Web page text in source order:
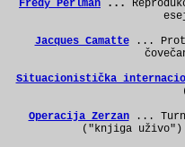
Fredy Perlman ...
Jacques Camatte...
Situacionistička
Operacija Zerzan...
("knjiga uživo")